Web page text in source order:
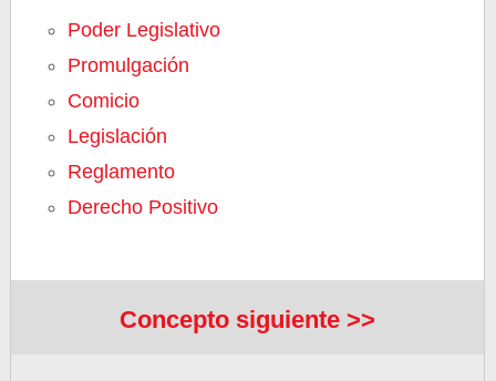
Poder Legislativo
Promulgación
Comicio
Legislación
Reglamento
Derecho Positivo
Concepto siguiente >>